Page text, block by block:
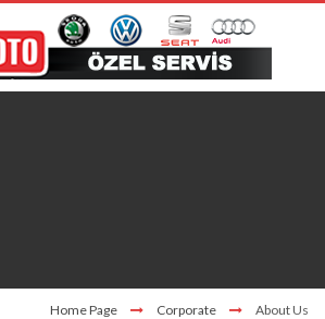
Home Page Corporate About Us